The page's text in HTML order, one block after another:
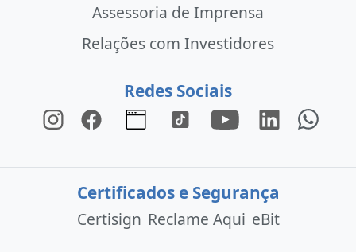
Assessoria de Imprensa
Relações com Investidores
Redes Sociais
Certificados e Segurança
Certisign Reclame Aqui eBit